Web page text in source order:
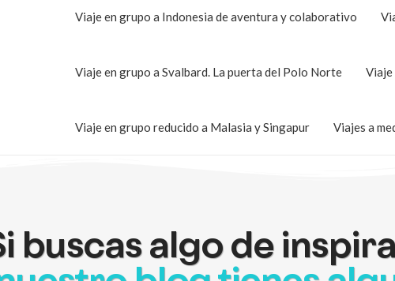
Viaje en grupo a Indonesia de aventura y colaborativo
Viaje en grupo a Svalbard. La puerta del Polo Norte Viaje
Viaje en grupo reducido a Malasia y Singapur Viajes a
buscas algo de